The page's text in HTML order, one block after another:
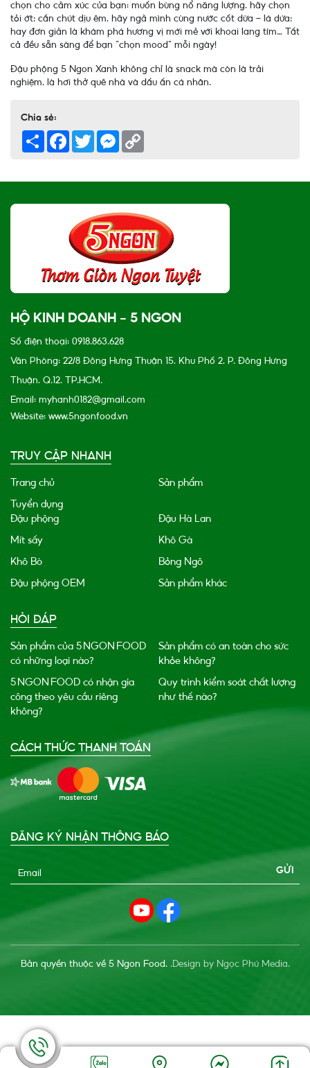
chọn cho cảm xúc của bạn: muốn bùng nổ năng lượng, hãy chọn
tỏi ớt; cần chút dịu êm, hãy ngả mình cùng nước cốt dừa – lá dứa;
hay đơn giản là khám phá hương vị mới mẻ với khoai lang tím… Tất
cả đều sẵn sàng để bạn “chọn mood” mỗi ngày!
Đậu phộng 5 Ngon Xanh không chỉ là snack mà còn là trải
nghiệm, là hơi thở quê nhà và dấu ấn cá nhân.
Chia sẻ:
Share Facebook
Twitter Messenger
HỘ KINH DOANH - 5 NGON
Số điện thoại: 0918.863.628
Văn Phòng: 22/8 Đông Hưng Thuận 15, Khu Phố 2, P. Đông Hưng
Thuận, Q.12, TP.HCM.
Email: myhanh0182@gmail.com
Website: www.5ngonfood.vn
TRUY CẬP NHANH
Trang chủ Sản phẩm
Tuyển dụng
Đậu phộng
Đậu Hà Lan
Mít sấy Khô Gà
Khô Bò Bỏng Ngô
Đậu phộng OEM Sản phẩm khác
HỎI ĐÁP
Sản phẩm của 5 NGON FOOD
có những loại nào?
Sản phẩm có an toàn cho sức
khỏe không?
5 NGON FOOD có nhận gia
công theo yêu cầu riêng
không?
Quy trình kiểm soát chất lượng
như thế nào?
CÁCH THỨC THANH TOÁN
ĐĂNG KÝ NHẬN THÔNG BÁO
Email
Bản quyền thuộc về 5 Ngon Food. .Design by Ngọc Phú Media.